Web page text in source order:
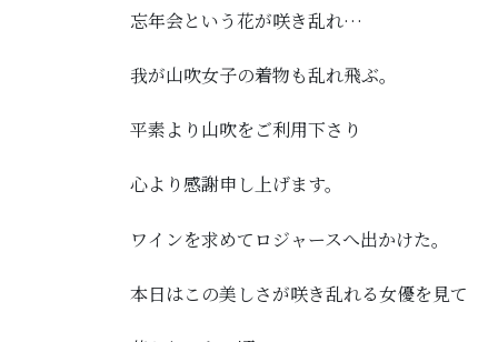
忘年会という花が咲き乱れ…
我が山吹女子の着物も乱れ飛ぶ。
平素より山吹をご利用下さり
心より感謝申し上げます。
ワインを求めてロジャースへ出かけた。
本日はこの美しさが咲き乱れる女優を見て